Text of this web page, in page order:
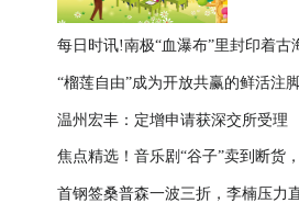
每日时讯!南极“血瀑布”里封印着古
“榴莲自由”成为开放共赢的鲜活注
温州宏丰：定增申请获深交所受理
焦点精选！音乐剧“谷子”卖到断货
首钢签桑普森一波三折，李楠压力